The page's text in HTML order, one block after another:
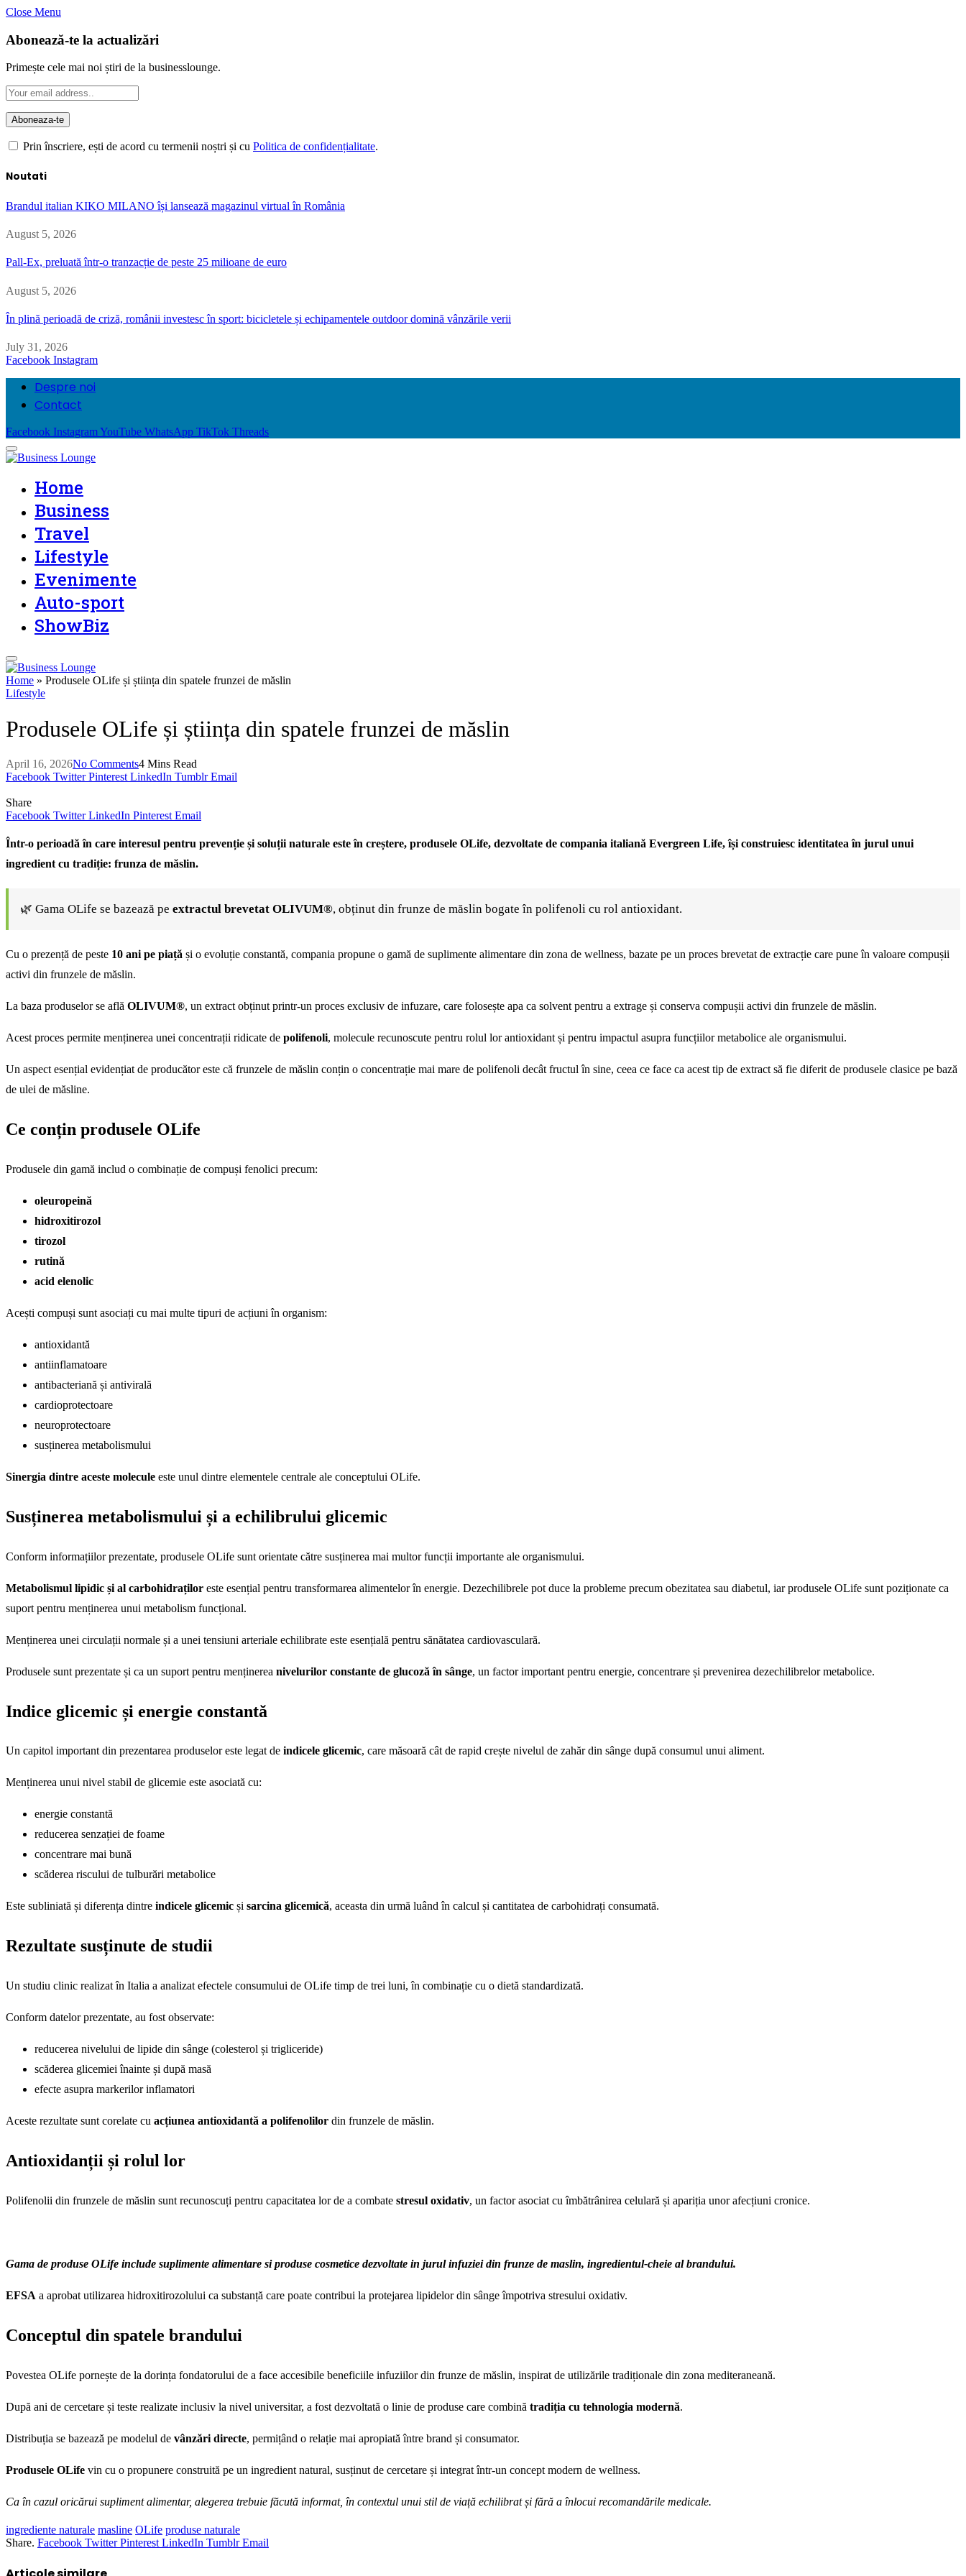
Close Menu
Abonează-te la actualizări
Primește cele mai noi știri de la businesslounge.
Prin înscriere, ești de acord cu termenii noștri și cu Politica de confidențialitate.
Noutati
Brandul italian KIKO MILANO își lansează magazinul virtual în România
August 5, 2026
Pall-Ex, preluată într-o tranzacție de peste 25 milioane de euro
August 5, 2026
În plină perioadă de criză, românii investesc în sport: bicicletele și echipamentele outdoor domină vânzările verii
July 31, 2026
Facebook Instagram
Despre noi
Contact
Facebook InstagramYouTube WhatsApp TikTok Threads
Home
Business
Travel
Lifestyle
Evenimente
Auto-sport
ShowBiz
Home » Produsele OLife și știința din spatele frunzei de măslin
Lifestyle
Produsele OLife și știința din spatele frunzei de măslin
April 16, 2026No Comments4 Mins Read
Facebook Twitter Pinterest LinkedIn Tumblr Email
Share
Facebook Twitter LinkedIn Pinterest Email
Într-o perioadă în care interesul pentru prevenție și soluții naturale este în creștere, produsele OLife, dezvoltate de compania italiană Evergreen Life, își construiesc identitatea în jurul unui
ingredient cu tradiție: frunza de măslin.
🌿 Gama OLife se bazează pe extractul brevetat OLIVUM®, obținut din frunze de măslin bogate în polifenoli cu rol antioxidant.
Cu o prezență de peste 10 ani pe piață și o evoluție constantă, compania propune o gamă de suplimente alimentare din zona de wellness, bazate pe un proces brevetat de extracție care pune în valoare compușii
activi din frunzele de măslin.
La baza produselor se află OLIVUM®, un extract obținut printr-un proces exclusiv de infuzare, care folosește apa ca solvent pentru a extrage și conserva compușii activi din frunzele de măslin.
Acest proces permite menținerea unei concentrații ridicate de polifenoli, molecule recunoscute pentru rolul lor antioxidant și pentru impactul asupra funcțiilor metabolice ale organismului.
Un aspect esențial evidențiat de producător este că frunzele de măslin conțin o concentrație mai mare de polifenoli decât fructul în sine, ceea ce face ca acest tip de extract să fie diferit de produsele clasice pe bază
de ulei de măsline.
Ce conțin produsele OLife
Produsele din gamă includ o combinație de compuși fenolici precum:
oleuropeină
hidroxitirozol
tirozol
rutină
acid elenolic
Acești compuși sunt asociați cu mai multe tipuri de acțiuni în organism:
antioxidantă
antiinflamatoare
antibacteriană și antivirală
cardioprotectoare
neuroprotectoare
susținerea metabolismului
Sinergia dintre aceste molecule este unul dintre elementele centrale ale conceptului OLife.
Susținerea metabolismului și a echilibrului glicemic
Conform informațiilor prezentate, produsele OLife sunt orientate către susținerea mai multor funcții importante ale organismului.
Metabolismul lipidic și al carbohidraților este esențial pentru transformarea alimentelor în energie. Dezechilibrele pot duce la probleme precum obezitatea sau diabetul, iar produsele OLife sunt poziționate ca
suport pentru menținerea unui metabolism funcțional.
Menținerea unei circulații normale și a unei tensiuni arteriale echilibrate este esențială pentru sănătatea cardiovasculară.
Produsele sunt prezentate și ca un suport pentru menținerea nivelurilor constante de glucoză în sânge, un factor important pentru energie, concentrare și prevenirea dezechilibrelor metabolice.
Indice glicemic și energie constantă
Un capitol important din prezentarea produselor este legat de indicele glicemic, care măsoară cât de rapid crește nivelul de zahăr din sânge după consumul unui aliment.
Menținerea unui nivel stabil de glicemie este asociată cu:
energie constantă
reducerea senzației de foame
concentrare mai bună
scăderea riscului de tulburări metabolice
Este subliniată și diferența dintre indicele glicemic și sarcina glicemică, aceasta din urmă luând în calcul și cantitatea de carbohidrați consumată.
Rezultate susținute de studii
Un studiu clinic realizat în Italia a analizat efectele consumului de OLife timp de trei luni, în combinație cu o dietă standardizată.
Conform datelor prezentate, au fost observate:
reducerea nivelului de lipide din sânge (colesterol și trigliceride)
scăderea glicemiei înainte și după masă
efecte asupra markerilor inflamatori
Aceste rezultate sunt corelate cu acțiunea antioxidantă a polifenolilor din frunzele de măslin.
Antioxidanții și rolul lor
Polifenolii din frunzele de măslin sunt recunoscuți pentru capacitatea lor de a combate stresul oxidativ, un factor asociat cu îmbătrânirea celulară și apariția unor afecțiuni cronice.
Gama de produse OLife include suplimente alimentare si produse cosmetice dezvoltate in jurul infuziei din frunze de maslin, ingredientul-cheie al brandului.
EFSA a aprobat utilizarea hidroxitirozolului ca substanță care poate contribui la protejarea lipidelor din sânge împotriva stresului oxidativ.
Conceptul din spatele brandului
Povestea OLife pornește de la dorința fondatorului de a face accesibile beneficiile infuziilor din frunze de măslin, inspirat de utilizările tradiționale din zona mediteraneană.
După ani de cercetare și teste realizate inclusiv la nivel universitar, a fost dezvoltată o linie de produse care combină tradiția cu tehnologia modernă.
Distribuția se bazează pe modelul de vânzări directe, permițând o relație mai apropiată între brand și consumator.
Produsele OLife vin cu o propunere construită pe un ingredient natural, susținut de cercetare și integrat într-un concept modern de wellness.
Ca în cazul oricărui supliment alimentar, alegerea trebuie făcută informat, în contextul unui stil de viață echilibrat și fără a înlocui recomandările medicale.
ingrediente naturale masline OLife produse naturale
Share. Facebook Twitter Pinterest LinkedIn Tumblr Email